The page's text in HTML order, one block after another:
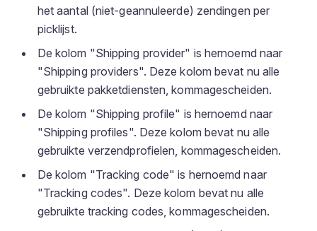
het aantal (niet-geannuleerde) zendingen per
picklijst.
De kolom "Shipping provider" is hernoemd naar
"Shipping providers". Deze kolom bevat nu alle
gebruikte pakketdiensten, kommagescheiden.
De kolom "Shipping profile" is hernoemd naar
"Shipping profiles". Deze kolom bevat nu alle
gebruikte verzendprofielen, kommagescheiden.
De kolom "Tracking code" is hernoemd naar
"Tracking codes". Deze kolom bevat nu alle
gebruikte tracking codes, kommagescheiden.